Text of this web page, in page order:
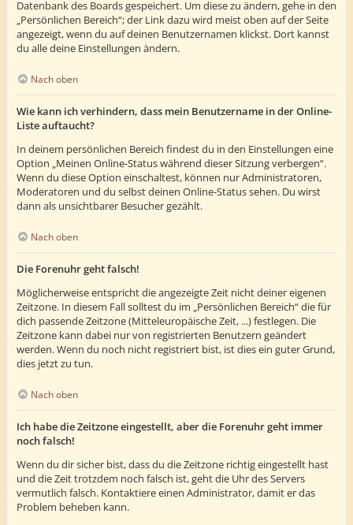
Datenbank des Boards gespeichert. Um diese zu ändern, gehe in den
„Persönlichen Bereich“; der Link dazu wird meist oben auf der Seite
angezeigt, wenn du auf deinen Benutzernamen klickst. Dort kannst
du alle deine Einstellungen ändern.
Nach oben
Wie kann ich verhindern, dass mein Benutzername in der Online-
Liste auftaucht?
In deinem persönlichen Bereich findest du in den Einstellungen eine
Option „Meinen Online-Status während dieser Sitzung verbergen“.
Wenn du diese Option einschaltest, können nur Administratoren,
Moderatoren und du selbst deinen Online-Status sehen. Du wirst
dann als unsichtbarer Besucher gezählt.
Nach oben
Die Forenuhr geht falsch!
Möglicherweise entspricht die angezeigte Zeit nicht deiner eigenen
Zeitzone. In diesem Fall solltest du im „Persönlichen Bereich“ die für
dich passende Zeitzone (Mitteleuropäische Zeit, ...) festlegen. Die
Zeitzone kann dabei nur von registrierten Benutzern geändert
werden. Wenn du noch nicht registriert bist, ist dies ein guter Grund,
dies jetzt zu tun.
Nach oben
Ich habe die Zeitzone eingestellt, aber die Forenuhr geht immer
noch falsch!
Wenn du dir sicher bist, dass du die Zeitzone richtig eingestellt hast
und die Zeit trotzdem noch falsch ist, geht die Uhr des Servers
vermutlich falsch. Kontaktiere einen Administrator, damit er das
Problem beheben kann.